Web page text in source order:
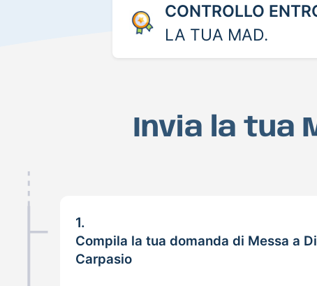
CONTROLLO
LA TUA MAD.
Invia la tua
1.
Compila la tua domanda di Messa a
Carpasio